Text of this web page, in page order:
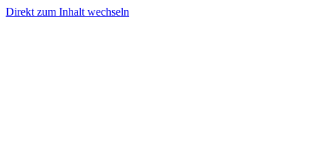
Direkt zum Inhalt wechseln